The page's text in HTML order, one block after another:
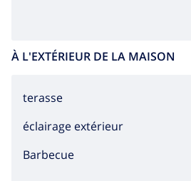
À L'EXTÉRIEUR DE LA MAISON
terasse
éclairage extérieur
barbecue